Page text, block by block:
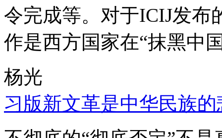
令完成等。对于ICIJ发布
作是西方国家在“抹黑中
杨光
习版新文革是中华民族的